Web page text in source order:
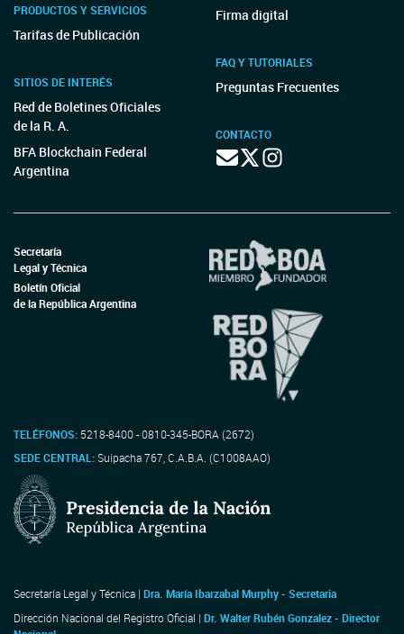
PRODUCTOS Y SERVICIOS
Tarifas de Publicación
SITIOS DE INTERÉS
Red de Boletines Oficiales
de la R. A.
BFA Blockchain Federal
Argentina
Firma digital
FAQ Y TUTORIALES
Preguntas Frecuentes
CONTACTO
Secretaría
Legal y Técnica
Boletín Oficial
de la República Argentina
TELÉFONOS: 5218-8400 - 0810-345-BORA (2672)
SEDE CENTRAL:Suipacha 767, C.A.B.A. (C1008AAO)
Secretaría Legal y Técnica | Dra. María Ibarzabal Murphy - Secretaria
Dirección Nacional del Registro Oficial | Dr. Walter Rubén Gonzalez - Director